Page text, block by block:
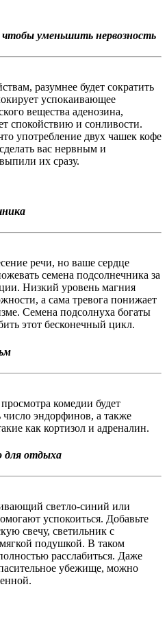
уменьшить нервозность
разумнее будет сократить
успокаивающее
вещества аденозина,
спокойствию и сонливости.
употребление двух чашек кофе
вас нервным и
их сразу.
речи, но ваше сердце
семена подсолнечника за
Низкий уровень магния
а сама тревога понижает
Семена подсолнуха богаты
этот бесконечный цикл.
комедии будет
эндорфинов, а также
как кортизол и адреналин.
для отдыха
светло-синий или
успокоиться. Добавьте
свечу, светильник с
подушкой. В таком
расслабиться. Даже
убежище, можно